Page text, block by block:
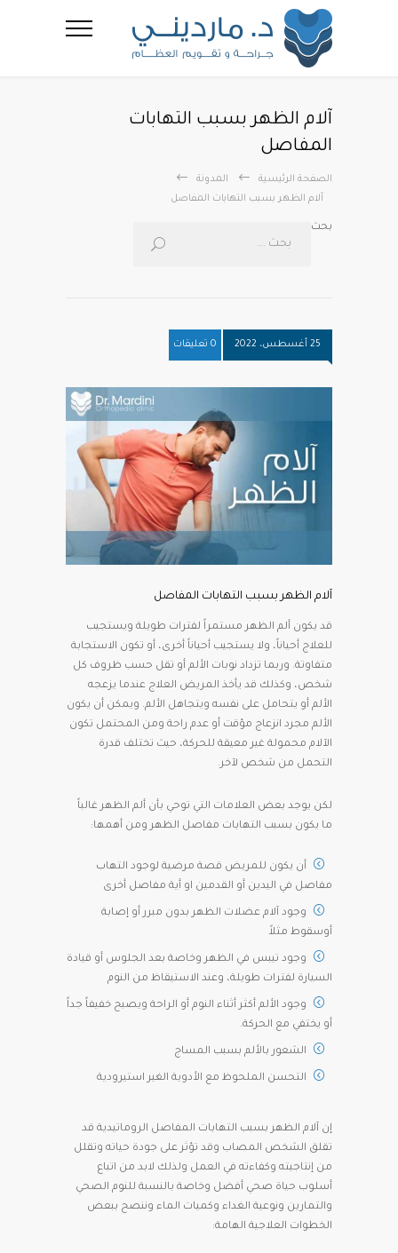
آلام الظهر بسبب التهابات
المفاصل
الصفحة الرئيسية
المدونة
آلام الظهر بسبب التهابات المفاصل
بحث
25 أغسطس، 2022 0 تعليقات
آلام الظهر بسبب التهابات المفاصل
قد يكون ألم الظهر مستمراً لفترات طويلة ويستجيب
للعلاج أحياناً، ولا يستجيب أحياناً أخرى، أو تكون الاستجابة
متفاوتة. وربما تزداد نوبات الألم أو تقل حسب ظروف كل
شخص، وكذلك قد يأخذ المريض العلاج عندما يزعجه
الألم أو يتحامل على نفسه ويتجاهل الألم. ويمكن أن يكون
الألم مجرد انزعاج مؤقت أو عدم راحة ومن المحتمل تكون
الآلام محمولة غير معيقة للحركة، حيث تختلف قدرة
التحمل من شخص لآخر.
لكن يوجد بعض العلامات التي توحي بأن ألم الظهر غالباً
ما يكون بسبب التهابات مفاصل الظهر ومن أهمها:
أن يكون للمريض قصة مرضية لوجود التهاب
مفاصل في اليدين أو القدمين او أية مفاصل أخرى
وجود آلام عضلات الظهر بدون مبرر أو إصابة
أوسقوط مثلاً
وجود تيبس في الظهر وخاصة بعد الجلوس أو قيادة
السيارة لفترات طويلة، وعند الاستيقاظ من النوم
وجود الألم أكثر أثناء النوم أو الراحة ويصبح خفيفاً جداً
أو يختفي مع الحركة.
الشعور بالألم بسبب المساج
التحسن الملحوظ مع الأدوية الغير استيرودية
إن آلام الظهر بسبب التهابات المفاصل الروماتيدية قد
تقلق الشخص المصاب وقد تؤثر على جودة حياته وتقلل
من إنتاجيته وكفاءته في العمل ولذلك لابد من اتباع
أسلوب حياة صحي أفضل وخاصة بالنسبة للنوم الصحي
والتمارين ونوعية الغداء وكميات الماء وننصح ببعض
الخطوات العلاجية الهامة: